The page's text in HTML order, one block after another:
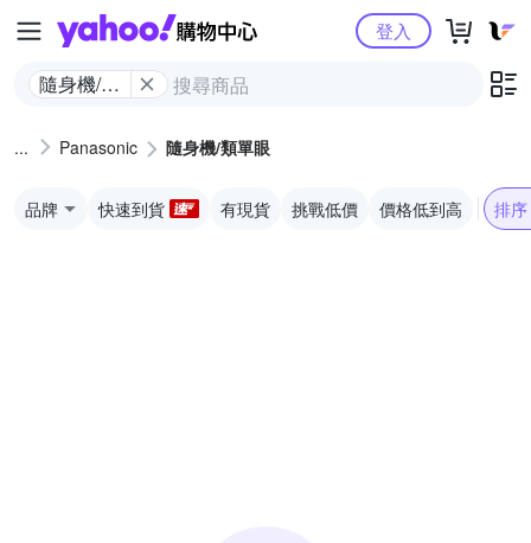
Yahoo購物中心
隨身機/類
登入
Panasonic 隨身機/類單眼
品牌 快速到貨 有現貨 挑戰低價 價格低到高 排序